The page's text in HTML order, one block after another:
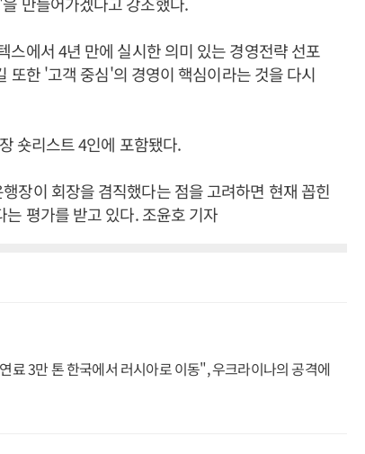
에서 4년 만에 실시한 의미 있는 경영전략 선포
또한 '고객 중심'의 경영이 핵심이라는 것을 다시
숏리스트 4인에 포함됐다.
장이 회장을 겸직했다는 점을 고려하면 현재 꼽힌
평가를 받고 있다. 조윤호 기자
료 3만 톤 한국에서 러시아로 이동", 우크라이나의 공격에